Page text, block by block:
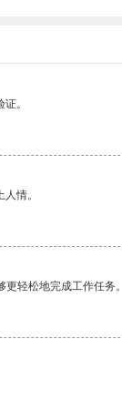
。
情。
轻松地完成工作任务。